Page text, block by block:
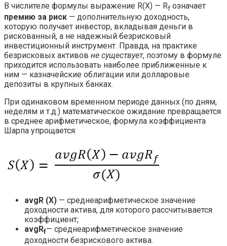
В числителе формулы выражение R(X) — Rf означает
премию за риск — дополнительную доходность,
которую получает инвестор, вкладывая деньги в
рискованный, а не надежный безрисковый
инвестиционный инструмент. Правда, на практике
безрисковых активов не существует, поэтому в формуле
приходится использовать наиболее приближенные к
ним — казначейские облигации или долларовые
депозиты в крупных банках.
При одинаковом временном периоде данных (по дням,
неделям и т.д.) математическое ожидание превращается
в среднее арифметическое, формула коэффициента
Шарпа упрощается:
avgR (X) — среднеарифметическое значение
доходности актива, для которого рассчитывается
коэффициент;
avgRf— среднеарифметическое значение
доходности безрискового актива.